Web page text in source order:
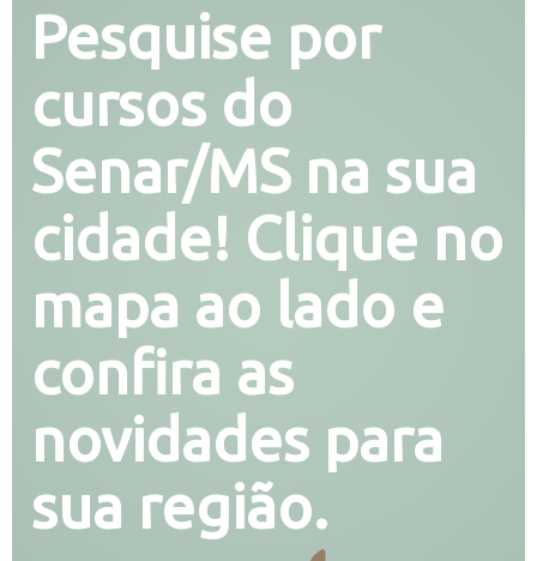
Pesquise por
cursos do
Senar/MS na sua
cidade! Clique no
mapa ao lado e
confira as
novidades para
sua região.